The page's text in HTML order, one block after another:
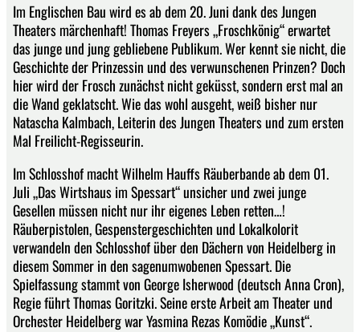
Im Englischen Bau wird es ab dem 20. Juni dank des Jungen
Theaters märchenhaft! Thomas Freyers „Froschkönig“ erwartet
das junge und jung gebliebene Publikum. Wer kennt sie nicht, die
Geschichte der Prinzessin und des verwunschenen Prinzen? Doch
hier wird der Frosch zunächst nicht geküsst, sondern erst mal an
die Wand geklatscht. Wie das wohl ausgeht, weiß bisher nur
Natascha Kalmbach, Leiterin des Jungen Theaters und zum ersten
Mal Freilicht-Regisseurin.
Im Schlosshof macht Wilhelm Hauffs Räuberbande ab dem 01.
Juli „Das Wirtshaus im Spessart“ unsicher und zwei junge
Gesellen müssen nicht nur ihr eigenes Leben retten…!
Räuberpistolen, Gespenstergeschichten und Lokalkolorit
verwandeln den Schlosshof über den Dächern von Heidelberg in
diesem Sommer in den sagenumwobenen Spessart. Die
Spielfassung stammt von George Isherwood (deutsch Anna Cron),
Regie führt Thomas Goritzki. Seine erste Arbeit am Theater und
Orchester Heidelberg war Yasmina Rezas Komödie „Kunst“.